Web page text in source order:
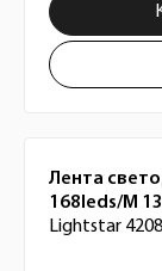
Лента
168leds/M
Lightstar